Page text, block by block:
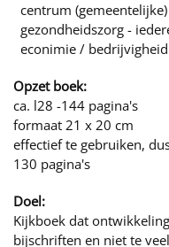
centrum
gezondheidszorg -
econimie /
Opzet boek:
ca. l28 -144 pagina's
formaat 21 x 20 cm
effectief te gebruiken,
130 pagina's
Doel:
Kijkboek dat
bijschriften en niet te